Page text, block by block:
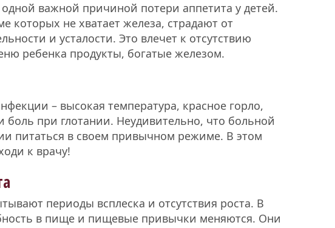
важной причиной потери аппетита у детей.
которых не хватает железа, страдают от
и усталости. Это влечет к отсутствию
ребенка продукты, богатые железом.
– высокая температура, красное горло,
боль при глотании. Неудивительно, что больной
питаться в своем привычном режиме. В этом
к врачу!
периоды всплеска и отсутствия роста. В
в пище и пищевые привычки меняются. Они